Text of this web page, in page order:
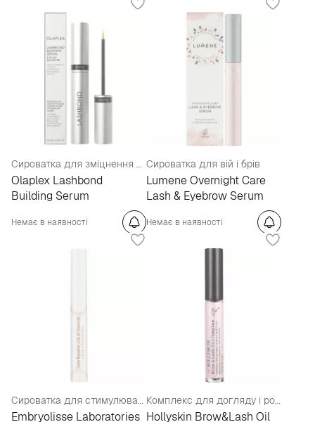
Сироватка для зміцнення вій
Olaplex Lashbond
Building Serum
Немає в наявності
Сироватка для вій і брів
Lumene Overnight Care
Lash & Eyebrow Serum
Немає в наявності
Сироватка для стимулювання росту вій і брів
Embryolisse Laboratories
Комплекс для догляду і росту брів і вій
Hollyskin Brow&Lash Oil